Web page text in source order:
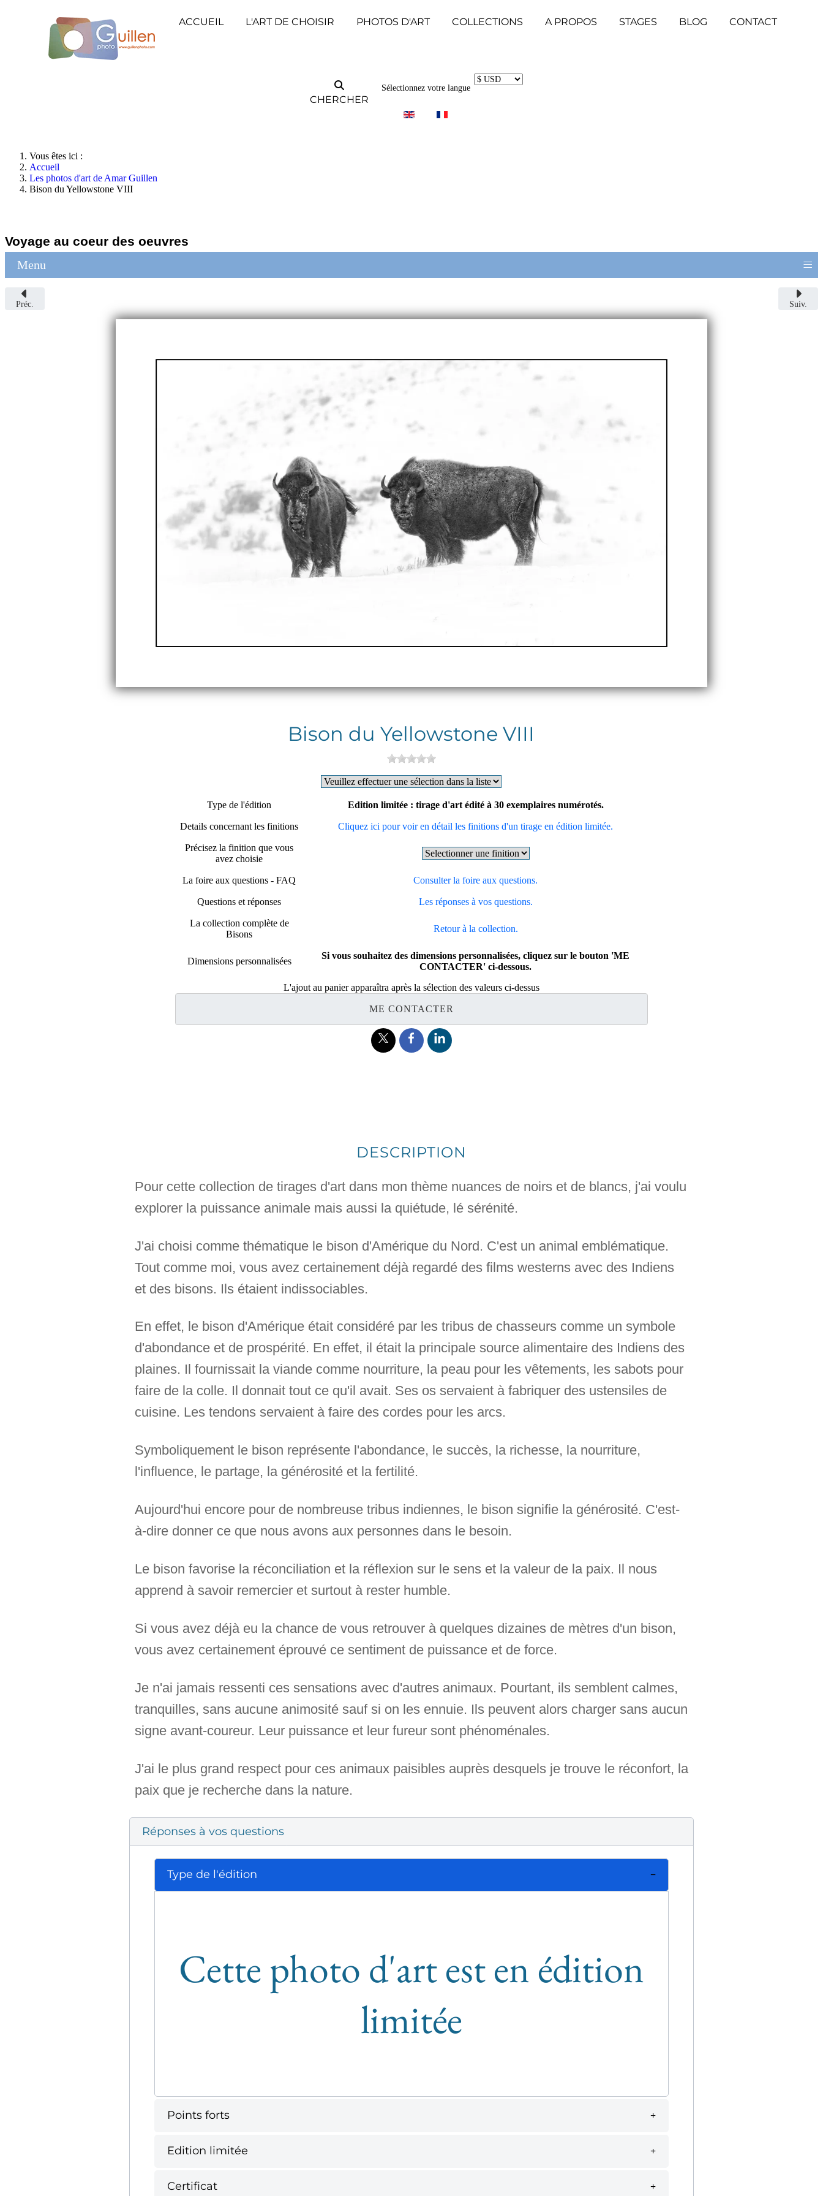
ACCUEIL L'ART DE CHOISIR PHOTOS D'ART COLLECTIONS A PROPOS STAGES BLOG CONTACT
CHERCHER
Sélectionnez votre langue
Vous êtes ici :
Accueil
Les photos d'art de Amar Guillen
Bison du Yellowstone VIII
Voyage au coeur des oeuvres
Menu ≡
Préc. Suiv.
Bison du Yellowstone VIII
Type de l'édition Edition limitée : tirage d'art édité à 30 exemplaires numérotés.
Details concernant les finitions Cliquez ici pour voir en détail les finitions d'un tirage en édition limitée.
Précisez la finition que vous
avez choisie
La foire aux questions - FAQ Consulter la foire aux questions.
Questions et réponses Les réponses à vos questions.
La collection complète de
Bisons
Retour à la collection.
Dimensions personnalisées
Si vous souhaitez des dimensions personnalisées, cliquez sur le bouton 'ME
CONTACTER' ci-dessous.
L'ajout au panier apparaîtra après la sélection des valeurs ci-dessus
ME CONTACTER
DESCRIPTION
Pour cette collection de tirages d'art dans mon thème nuances de noirs et de blancs, j'ai voulu
explorer la puissance animale mais aussi la quiétude, lé sérénité.
J'ai choisi comme thématique le bison d'Amérique du Nord. C'est un animal emblématique.
Tout comme moi, vous avez certainement déjà regardé des films westerns avec des Indiens
et des bisons. Ils étaient indissociables.
En effet, le bison d'Amérique était considéré par les tribus de chasseurs comme un symbole
d'abondance et de prospérité. En effet, il était la principale source alimentaire des Indiens des
plaines. Il fournissait la viande comme nourriture, la peau pour les vêtements, les sabots pour
faire de la colle. Il donnait tout ce qu'il avait. Ses os servaient à fabriquer des ustensiles de
cuisine. Les tendons servaient à faire des cordes pour les arcs.
Symboliquement le bison représente l'abondance, le succès, la richesse, la nourriture,
l'influence, le partage, la générosité et la fertilité.
Aujourd'hui encore pour de nombreuse tribus indiennes, le bison signifie la générosité. C'est-
à-dire donner ce que nous avons aux personnes dans le besoin.
Le bison favorise la réconciliation et la réflexion sur le sens et la valeur de la paix. Il nous
apprend à savoir remercier et surtout à rester humble.
Si vous avez déjà eu la chance de vous retrouver à quelques dizaines de mètres d'un bison,
vous avez certainement éprouvé ce sentiment de puissance et de force.
Je n'ai jamais ressenti ces sensations avec d'autres animaux. Pourtant, ils semblent calmes,
tranquilles, sans aucune animosité sauf si on les ennuie. Ils peuvent alors charger sans aucun
signe avant-coureur. Leur puissance et leur fureur sont phénoménales.
J'ai le plus grand respect pour ces animaux paisibles auprès desquels je trouve le réconfort, la
paix que je recherche dans la nature.
Réponses à vos questions
Type de l'édition
Cette photo d'art est en édition
limitée
Points forts
Edition limitée
Certificat